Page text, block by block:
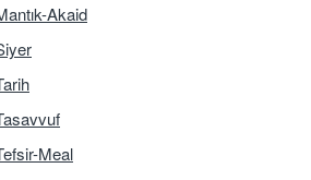
Akaid
Meal